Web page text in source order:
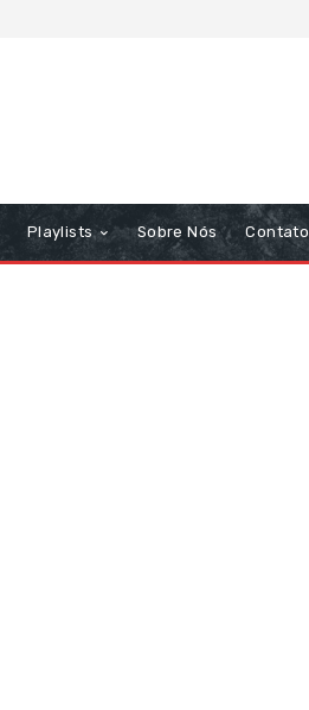
Playlists Sobre Nós Contato